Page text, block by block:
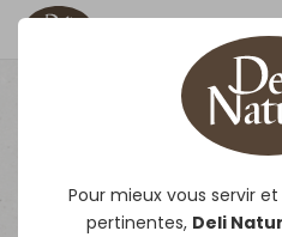
Pour mieux vous servir
pertinentes, Deli